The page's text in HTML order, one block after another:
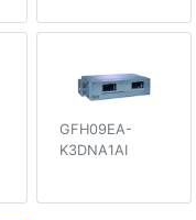
GFH09EA-
K3DNA1AI